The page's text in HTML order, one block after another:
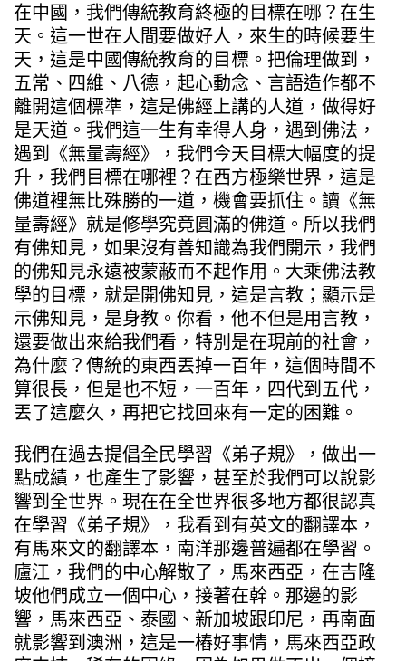
在中國，我們傳統教育終極的目標在哪？在生
天。這一世在人間要做好人，來生的時候要生
天，這是中國傳統教育的目標。把倫理做到，
五常、四維、八德，起心動念、言語造作都不
離開這個標準，這是佛經上講的人道，做得好
是天道。我們這一生有幸得人身，遇到佛法，
遇到《無量壽經》，我們今天目標大幅度的提
升，我們目標在哪裡？在西方極樂世界，這是
佛道裡無比殊勝的一道，機會要抓住。讀《無
量壽經》就是修學究竟圓滿的佛道。所以我們
有佛知見，如果沒有善知識為我們開示，我們
的佛知見永遠被蒙蔽而不起作用。大乘佛法教
學的目標，就是開佛知見，這是言教；顯示是
示佛知見，是身教。你看，他不但是用言教，
還要做出來給我們看，特別是在現前的社會，
為什麼？傳統的東西丟掉一百年，這個時間不
算很長，但是也不短，一百年，四代到五代，
丟了這麼久，再把它找回來有一定的困難。
我們在過去提倡全民學習《弟子規》，做出一
點成績，也產生了影響，甚至於我們可以說影
響到全世界。現在在全世界很多地方都很認真
在學習《弟子規》，我看到有英文的翻譯本，
有馬來文的翻譯本，南洋那邊普遍都在學習。
廬江，我們的中心解散了，馬來西亞，在吉隆
坡他們成立一個中心，接著在幹。那邊的影
響，馬來西亞、泰國、新加坡跟印尼，再南面
就影響到澳洲，這是一樁好事情，馬來西亞政